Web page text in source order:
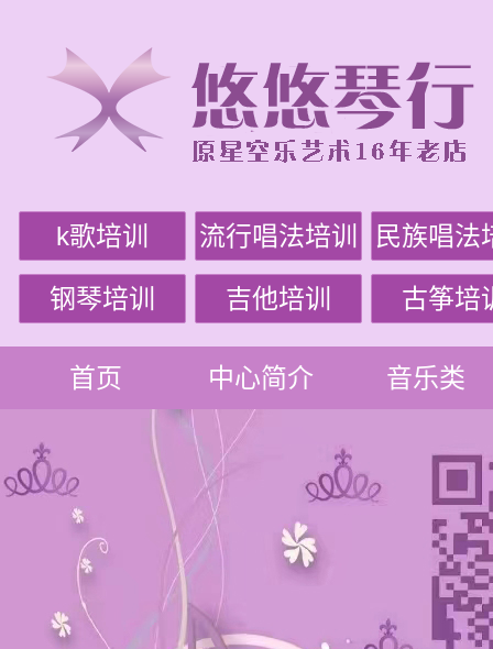
k歌培训 流行唱法培训 民族唱法
钢琴培训 吉他培训 古筝培
首页 中心简介 音乐类